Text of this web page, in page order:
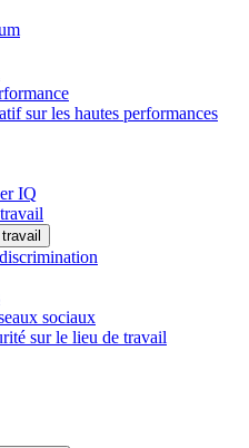
sur les hautes performances
IQ
sociaux
sur le lieu de travail